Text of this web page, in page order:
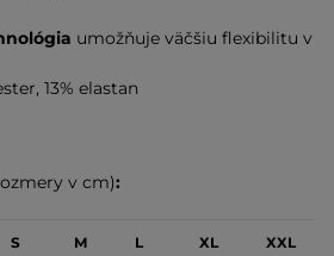
umožňuje väčšiu flexibilitu v
13% elastan
v cm):
S M L XL XXL